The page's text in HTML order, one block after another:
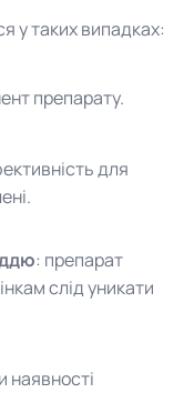
у таких випадках:
препарату.
для
: препарат
слід уникати
наявності